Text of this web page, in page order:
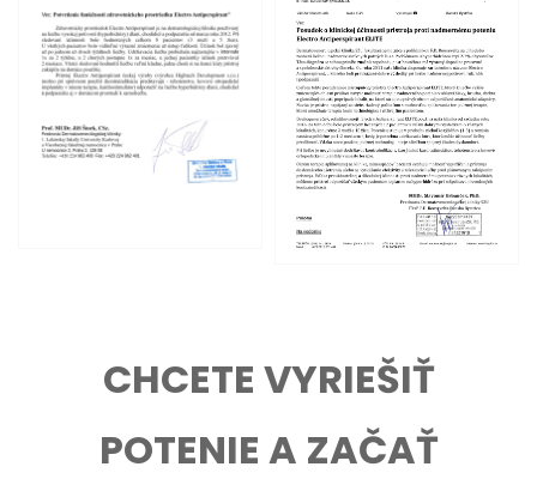
CHCETE VYRIEŠIŤ
POTENIE A ZAČAŤ